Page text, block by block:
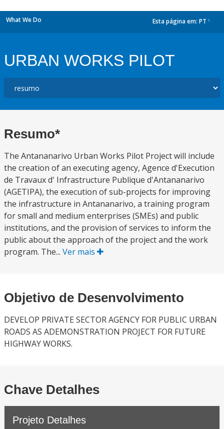
What We Do Esta página em: PT
URBAN WORKS PILOT
Resumo*
The Antananarivo Urban Works Pilot Project will include
the creation of an executing agency, Agence d'Execution
de Travaux d' Infrastructure Publique d'Antananarivo
(AGETIPA), the execution of sub-projects for improving
the infrastructure in Antananarivo, a training program
for small and medium enterprises (SMEs) and public
institutions, and the provision of services to inform the
public about the approach of the project and the work
program. The... Ver mais
Objetivo de Desenvolvimento
DEVELOP PRIVATE SECTOR AGENCY FOR PUBLIC URBAN
ROADS AS ADEMONSTRATION PROJECT FOR FUTURE
HIGHWAY WORKS.
Chave Detalhes
Projeto Detalhes